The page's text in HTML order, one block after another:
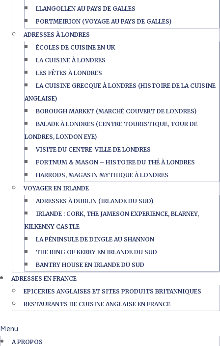
LLANGOLLEN AU PAYS DE GALLES
PORTMEIRION (VOYAGE AU PAYS DE GALLES)
ADRESSES À LONDRES
ÉCOLES DE CUISINE EN UK
LA CUISINE À LONDRES
LES FÊTES À LONDRES
LA CUISINE GRECQUE À LONDRES (HISTOIRE DE LA CUISINE
ANGLAISE)
BOROUGH MARKET (MARCHÉ COUVERT DE LONDRES)
BALADE À LONDRES (CENTRE TOURISTIQUE, TOUR DE
LONDRES, LONDON EYE)
VISITE DU CENTRE-VILLE DE LONDRES
FORTNUM & MASON – HISTOIRE DU THÉ À LONDRES
HARRODS, MAGASIN MYTHIQUE À LONDRES
VOYAGER EN IRLANDE
ADRESSES À DUBLIN (IRLANDE DU SUD)
IRLANDE : CORK, THE JAMESON EXPERIENCE, BLARNEY,
KILKENNY CASTLE
LA PÉNINSULE DE DINGLE AU SHANNON
THE RING OF KERRY EN IRLANDE DU SUD
BANTRY HOUSE EN IRLANDE DU SUD
ADRESSES EN FRANCE
EPICERIES ANGLAISES ET SITES PRODUITS BRITANNIQUES
RESTAURANTS DE CUISINE ANGLAISE EN FRANCE
Menu
A PROPOS